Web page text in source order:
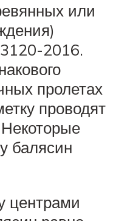
или
2016.
пролетах
проводят
балясин
центрами